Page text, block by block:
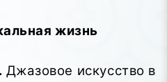
жизнь
Джазовое искусство в